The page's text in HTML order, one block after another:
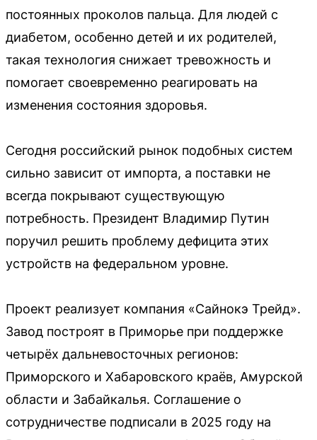
постоянных проколов пальца. Для людей с
диабетом, особенно детей и их родителей,
такая технология снижает тревожность и
помогает своевременно реагировать на
изменения состояния здоровья.
Сегодня российский рынок подобных систем
сильно зависит от импорта, а поставки не
всегда покрывают существующую
потребность. Президент Владимир Путин
поручил решить проблему дефицита этих
устройств на федеральном уровне.
Проект реализует компания «Сайнокэ Трейд».
Завод построят в Приморье при поддержке
четырёх дальневосточных регионов:
Приморского и Хабаровского краёв, Амурской
области и Забайкалья. Соглашение о
сотрудничестве подписали в 2025 году на